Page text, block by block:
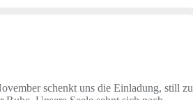
schenkt uns die Einladung, still zu